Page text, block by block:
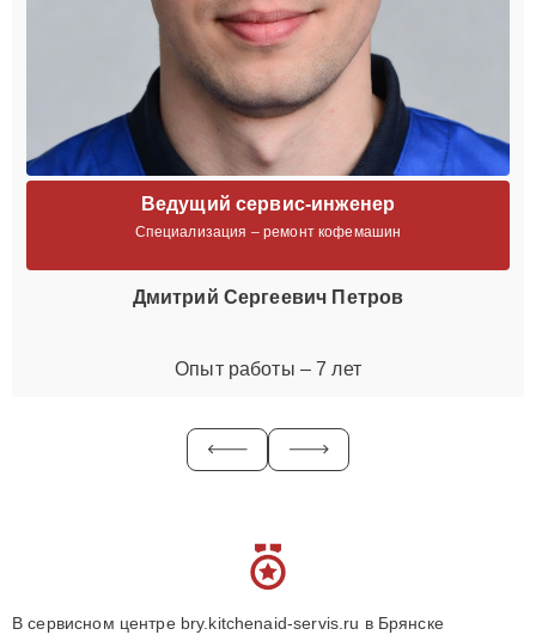
Ведущий сервис-инженер
Специализация – ремонт кофемашин
Дмитрий Сергеевич Петров
Опыт работы – 7 лет
В сервисном центре bry.kitchenaid-servis.ru в Брянске